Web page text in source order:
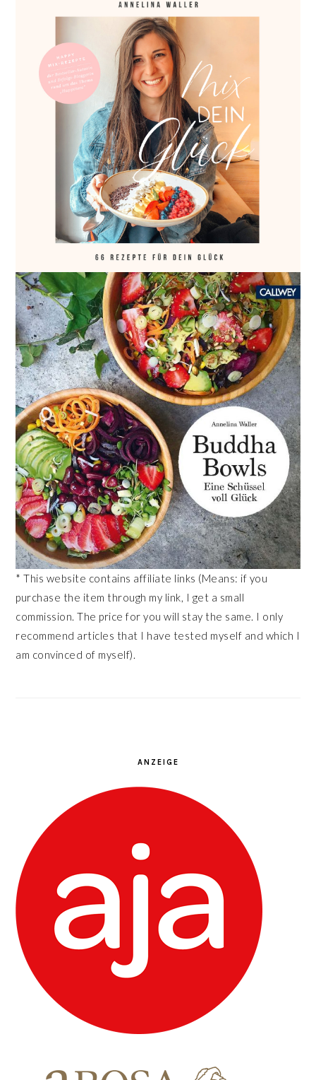
* This website contains affiliate links (Means: if you
purchase the item through my link, I get a small
commission. The price for you will stay the same. I only
recommend articles that I have tested myself and which I
am convinced of myself).
ANZEIGE